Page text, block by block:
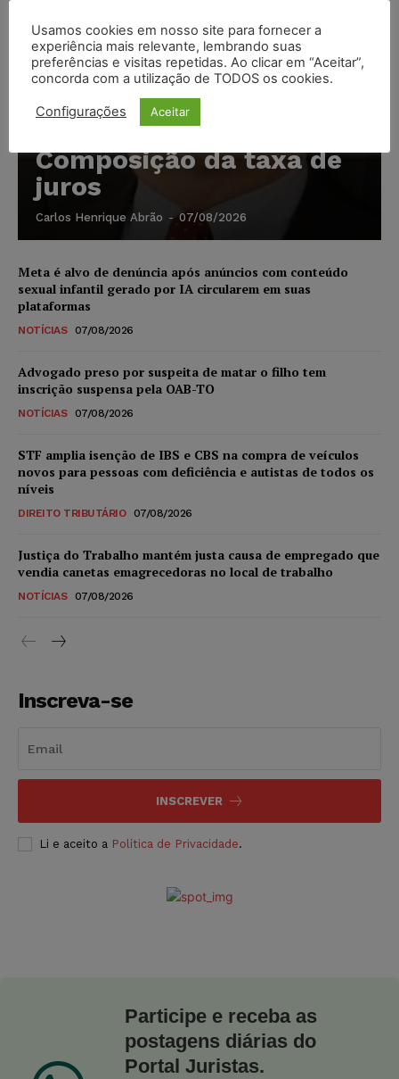
Composição da taxa de
juros
Carlos Henrique Abrão - 07/08/2026
Meta é alvo de denúncia após anúncios com conteúdo
sexual infantil gerado por IA circularem em suas
plataformas
NOTÍCIAS 07/08/2026
Advogado preso por suspeita de matar o filho tem
inscrição suspensa pela OAB-TO
NOTÍCIAS 07/08/2026
STF amplia isenção de IBS e CBS na compra de veículos
novos para pessoas com deficiência e autistas de todos os
níveis
DIREITO TRIBUTÁRIO 07/08/2026
Justiça do Trabalho mantém justa causa de empregado que
vendia canetas emagrecedoras no local de trabalho
NOTÍCIAS 07/08/2026
Inscreva-se
INSCREVER
Li e aceito a Política de Privacidade.
Participe e receba as
postagens diárias do
Portal Juristas.
Usamos cookies em nosso site para fornecer a
experiência mais relevante, lembrando suas
preferências e visitas repetidas. Ao clicar em “Aceitar”,
concorda com a utilização de TODOS os cookies.
Configurações Aceitar